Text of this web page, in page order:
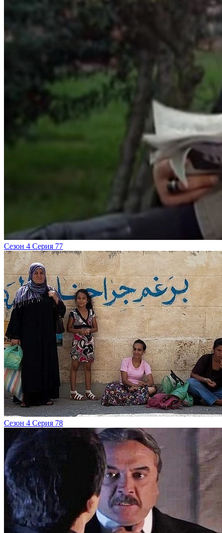
Сезон 4 Серия 77
Сезон 4 Серия 78